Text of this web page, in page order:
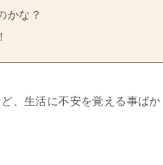
かな？
、生活に不安を覚える事ばか